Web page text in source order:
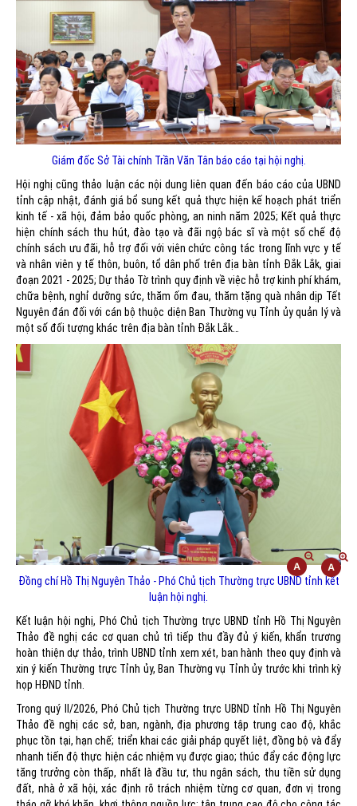
Giám đốc Sở Tài chính Trần Văn Tân báo cáo tại hội nghị.
Hội nghị cũng thảo luận các nội dung liên quan đến báo cáo của UBND
tỉnh cập nhật, đánh giá bổ sung kết quả thực hiện kế hoạch phát triển
kinh tế - xã hội, đảm bảo quốc phòng, an ninh năm 2025; Kết quả thực
hiện chính sách thu hút, đào tạo và đãi ngộ bác sĩ và một số chế độ
chính sách ưu đãi, hỗ trợ đối với viên chức công tác trong lĩnh vực y tế
và nhân viên y tế thôn, buôn, tổ dân phố trên địa bàn tỉnh Đắk Lắk, giai
đoạn 2021 - 2025; Dự thảo Tờ trình quy định về việc hỗ trợ kinh phí khám,
chữa bệnh, nghỉ dưỡng sức, thăm ốm đau, thăm tặng quà nhân dịp Tết
Nguyên đán đối với cán bộ thuộc diện Ban Thường vụ Tỉnh ủy quản lý và
một số đối tượng khác trên địa bàn tỉnh Đắk Lắk…
Đồng chí Hồ Thị Nguyên Thảo - Phó Chủ tịch Thường trực UBND tỉnh kết
luận hội nghị.
Kết luận hội nghị, Phó Chủ tịch Thường trực UBND tỉnh Hồ Thị Nguyên
Thảo đề nghị các cơ quan chủ trì tiếp thu đầy đủ ý kiến, khẩn trương
hoàn thiện dự thảo, trình UBND tỉnh xem xét, ban hành theo quy định và
xin ý kiến Thường trực Tỉnh ủy, Ban Thường vụ Tỉnh ủy trước khi trình kỳ
họp HĐND tỉnh.
Trong quý II/2026, Phó Chủ tịch Thường trực UBND tỉnh Hồ Thị Nguyên
Thảo đề nghị các sở, ban, ngành, địa phương tập trung cao độ, khắc
phục tồn tại, hạn chế; triển khai các giải pháp quyết liệt, đồng bộ và đẩy
nhanh tiến độ thực hiện các nhiệm vụ được giao; thúc đẩy các động lực
tăng trưởng còn thấp, nhất là đầu tư, thu ngân sách, thu tiền sử dụng
đất, nhà ở xã hội, xác định rõ trách nhiệm từng cơ quan, đơn vị trong